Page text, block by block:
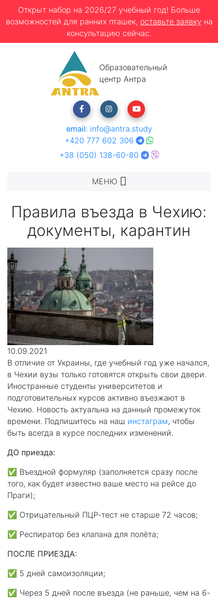
Открыт набор на 2026/27 учебный год! Больше
возможностей для ранних пташек, оставьте заявку на
консультацию сейчас.
Образовательный
центр Антра
email: info@antra.study
+420 777 602 306
+38 (050) 138-60-80
МЕНЮ
Правила въезда в Чехию:
документы, карантин
10.09.2021
В отличие от Украины, где учебный год уже начался,
в Чехии вузы только готовятся открыть свои двери.
Иностранные студенты университетов и
подготовительных курсов активно въезжают в
Чехию. Новость актуальна на данный промежуток
времени. Подпишитесь на наш инстаграм, чтобы
быть всегда в курсе последних изменений.
ДО приезда:⁣⁣⠀
✅ Въездной формуляр (заполняется сразу после
того, как будет известно ваше место на рейсе до
Праги);⁣⁣
✅ Отрицательный ПЦР-тест не старше 72 часов;⁣⁣⠀
✅ Респиратор без клапана для полёта;⁣⁣⠀
ПОСЛЕ ПРИЕЗДА: ⁣⁣⠀
✅ 5 дней самоизоляции;⁣⁣⠀
✅ Через 5 дней после въезда (не раньше, чем на 6-